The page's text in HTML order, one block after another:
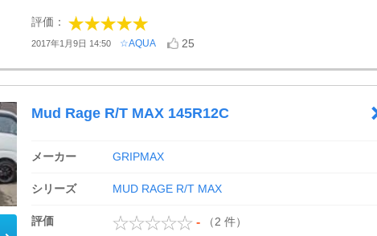
評価：
2017年1月9日 14:50 ☆AQUA 25
Mud Rage R/T MAX 145R12C
メーカー GRIPMAX
シリーズ MUD RAGE R/T MAX
評価 - （2 件）